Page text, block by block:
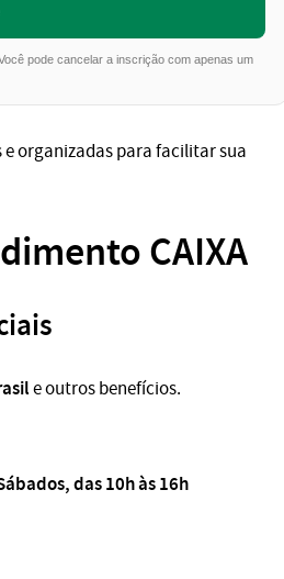
pode cancelar a inscrição com apenas um
organizadas para facilitar sua
CAIXA
e outros benefícios.
das 10h às 16h